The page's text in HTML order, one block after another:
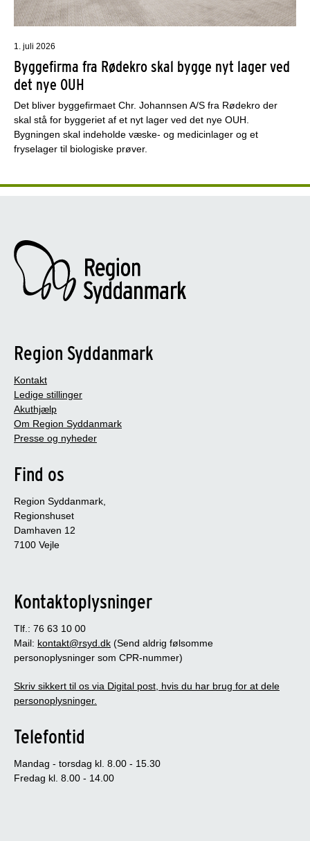
1. juli 2026
Byggefirma fra Rødekro skal bygge nyt lager ved
det nye OUH
Det bliver byggefirmaet Chr. Johannsen A/S fra Rødekro der
skal stå for byggeriet af et nyt lager ved det nye OUH.
Bygningen skal indeholde væske- og medicinlager og et
fryselager til biologiske prøver.
Region Syddanmark
Kontakt
Ledige stillinger
Akuthjælp
Om Region Syddanmark
Presse og nyheder
Find os
Region Syddanmark,
Regionshuset
Damhaven 12
7100 Vejle
Kontaktoplysninger
Tlf.: 76 63 10 00
Mail: kontakt@rsyd.dk (Send aldrig følsomme
personoplysninger som CPR-nummer)
Skriv sikkert til os via Digital post, hvis du har brug for at dele
personoplysninger.
Telefontid
Mandag - torsdag kl. 8.00 - 15.30
Fredag kl. 8.00 - 14.00